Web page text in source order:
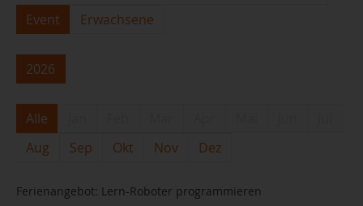
Event
Erwachsene
2026
Alle
Aug
Sep Okt Nov Dez
Ferienangebot: Lern-Roboter programmieren